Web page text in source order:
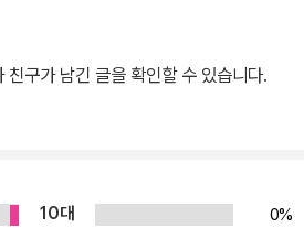
친구가 남긴 글을 확인할 수 있습니다.
10대
0%